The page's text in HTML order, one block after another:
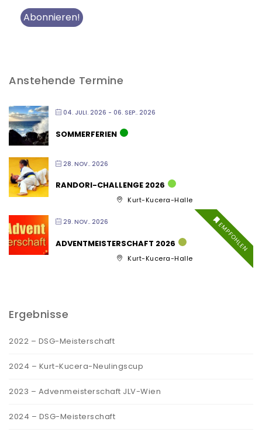
Anstehende Termine
04. JULI. 2026 - 06. SEP.. 2026
SOMMERFERIEN
28. NOV.. 2026
RANDORI-CHALLENGE 2026
Kurt-Kucera-Halle
29. NOV.. 2026 EMPFOHLEN
ADVENTMEISTERSCHAFT 2026
Kurt-Kucera-Halle
Ergebnisse
2022 – DSG-Meisterschaft
2024 – Kurt-Kucera-Neulingscup
2023 – Advenmeisterschaft JLV-Wien
2024 – DSG-Meisterschaft